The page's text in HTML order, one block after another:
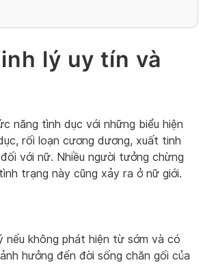
lý uy tín và
năng tình dục với những biểu hiện
rối loạn cương dương, xuất tinh
với nữ. Nhiều người tưởng chừng
trạng này cũng xảy ra ở nữ giới.
nếu không phát hiện từ sớm và có
hưởng đến đời sống chăn gối của